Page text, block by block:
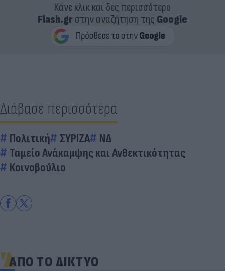
Κάνε κλικ και δες περισσότερο
Flash.grστην αναζήτηση της Google
Διάβασε περισσότερα
Πολιτική ΣΥΡΙΖΑ
ΝΔ
Ταμείο Ανάκαμψης και Ανθεκτικότητας
Κοινοβούλιο
ΑΠΟ ΤΟ ΔΙΚΤΥΟ